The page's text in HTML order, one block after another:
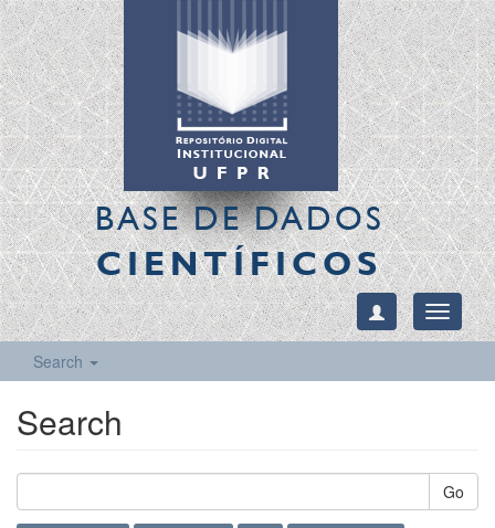
BASE DE DADOS
CIENTÍFICOS
Toggle
Search
Search
Go